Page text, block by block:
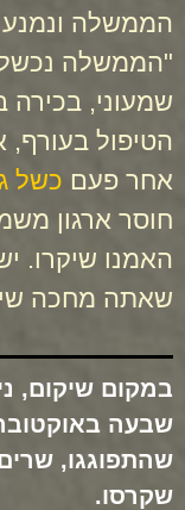
הממשלה ונמנע
"הממשלה
שמעוני,
הטיפול
אחר פעם כשל
חוסר ארגון
האמנו שיקרו.
שאתה מחכה
במקום שיקום,
שבעה
שהתפוגגו,
שקרסו.